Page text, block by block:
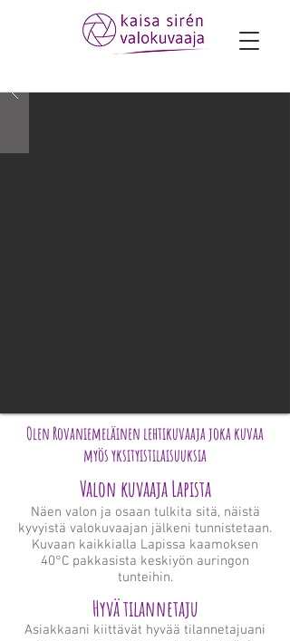
Olen Rovaniemeläinen lehtikuvaaja joka kuvaa
myös yksityistilaisuuksia
Valon kuvaaja Lapista
Näen valon ja osaan tulkita sitä, näistä
kyvyistä valokuvaajan jälkeni tunnistetaan.
Kuvaan kaikkialla Lapissa kaamoksen
40°C pakkasista keskiyön auringon
tunteihin.
Hyvä tilannetaju
Asiakkaani kiittävät hyvää tilannetajuani